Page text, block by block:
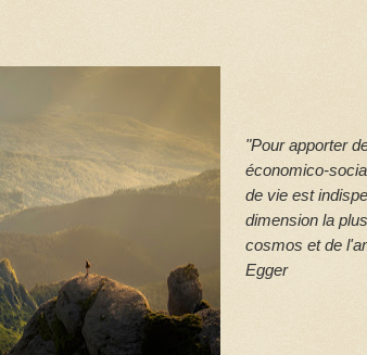
"Pour apporter
économico-
de vie est
dimension la
cosmos et de
Egger